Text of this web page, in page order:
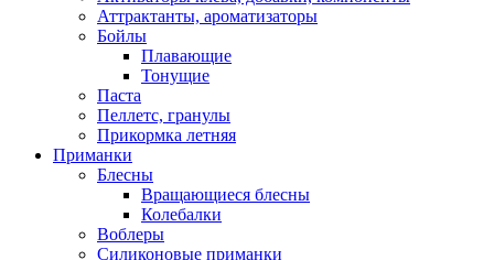
Аттрактанты, ароматизаторы
Бойлы
Плавающие
Тонущие
Паста
Пеллетс, гранулы
Прикормка летняя
Приманки
Блесны
Вращающиеся блесны
Колебалки
Воблеры
Силиконовые приманки